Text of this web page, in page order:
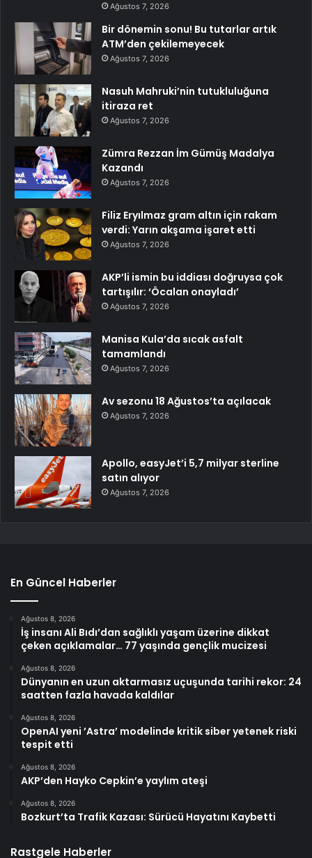
Ağustos 7, 2026
Bir dönemin sonu! Bu tutarlar artık
ATM’den çekilemeyecek
Ağustos 7, 2026
Nasuh Mahruki’nin tutukluluğuna
itiraza ret
Ağustos 7, 2026
Zümra Rezzan İm Gümüş Madalya
Kazandı
Ağustos 7, 2026
Filiz Eryılmaz gram altın için rakam
verdi: Yarın akşama işaret etti
Ağustos 7, 2026
AKP’li ismin bu iddiası doğruysa çok
tartışılır: ‘Öcalan onayladı’
Ağustos 7, 2026
Manisa Kula’da sıcak asfalt
tamamlandı
Ağustos 7, 2026
Av sezonu 18 Ağustos’ta açılacak
Ağustos 7, 2026
Apollo, easyJet’i 5,7 milyar sterline
satın alıyor
Ağustos 7, 2026
En Güncel Haberler
Ağustos 8, 2026
İş insanı Ali Bıdı’dan sağlıklı yaşam üzerine dikkat
çeken açıklamalar… 77 yaşında gençlik mucizesi
Ağustos 8, 2026
Dünyanın en uzun aktarmasız uçuşunda tarihi rekor: 24
saatten fazla havada kaldılar
Ağustos 8, 2026
OpenAI yeni ’Astra’ modelinde kritik siber yetenek riski
tespit etti
Ağustos 8, 2026
AKP’den Hayko Cepkin’e yaylım ateşi
Ağustos 8, 2026
Bozkurt’ta Trafik Kazası: Sürücü Hayatını Kaybetti
Rastgele Haberler